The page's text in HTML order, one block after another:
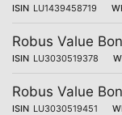
ISIN LU1439458719
Robus Value
ISIN LU3030519378
Robus Value
ISIN LU3030519451